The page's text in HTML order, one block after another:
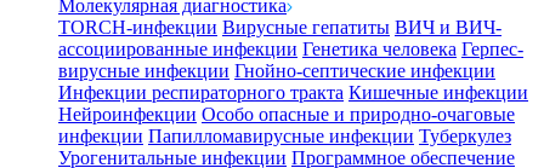
Молекулярная диагностика
TORCH-инфекции Вирусные гепатиты ВИЧ и ВИЧ-
ассоциированные инфекции Генетика человека Герпес-
вирусные инфекции Гнойно-септические инфекции
Инфекции респираторного тракта Кишечные инфекции
Нейроинфекции Особо опасные и природно-очаговые
инфекции Папилломавирусные инфекции Туберкулез
Урогенитальные инфекции Программное обеспечение